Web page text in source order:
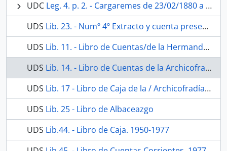
UDC Leg. 4. p. 2. - Cargaremes de 23/02/1880 a 20 de/12/1890
UDS Lib. 23. - Numº 4º Extracto y cuenta presentada p.r Dn. Josef Sans de lo ocurrido p ª la Incorporación de esta hermandad a la Sacramental del Sr. Sn. Juan de esta Ciudad en 12 de Julio de 1802
UDS Lib. 11. - Libro de Cuentas/de la Hermandad de Ntra. Sra. de los Dolores de/LA/Parroquial de S.n Juan B.ta de esta ciudad. año/ 1842
UDS Lib. 14. - Libro de Cuentas de la Archicofradía de Ntra.Sra. de los Dolores.
UDS Lib. 17 - Libro de Caja de la / Archicofradía Sacramental del Nuestra Señora de los Dolores / de la / Parroquia de San Juan / del 13 de Mayo 1932 a 31 Diciembre 1949
UDS Lib. 25 - Libro de Albaceazgo
UDS Lib.44. - Libro de Caja. 1950-1977